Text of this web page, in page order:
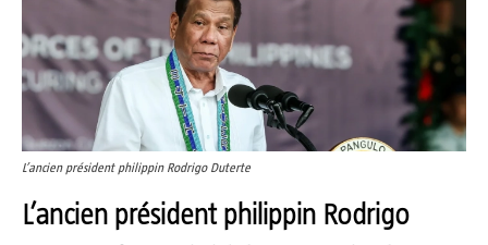
L’ancien président philippin Rodrigo Duterte
L’ancien président philippin Rodrigo